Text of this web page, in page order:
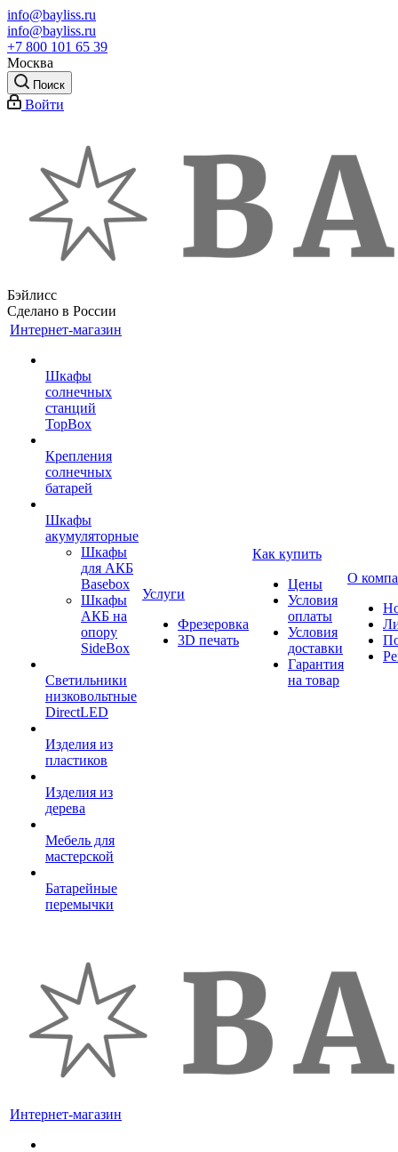
info@bayliss.ru
info@bayliss.ru
+7 800 101 65 39
Москва
Поиск
Войти
Бэйлисс
Сделано в России
Интернет-магазин
Шкафы
солнечных
станций
TopBox
Крепления
солнечных
батарей
Шкафы
акумуляторные
Шкафы
для АКБ
Basebox
Шкафы
АКБ на
опору
SideBox
Светильники
низковольтные
DirectLED
Изделия из
пластиков
Изделия из
дерева
Мебель для
мастерской
Батарейные
перемычки
Услуги
Фрезеровка
3D печать
Как купить
Цены
Условия
оплаты
Условия
доставки
Гарантия
на товар
О
Интернет-магазин